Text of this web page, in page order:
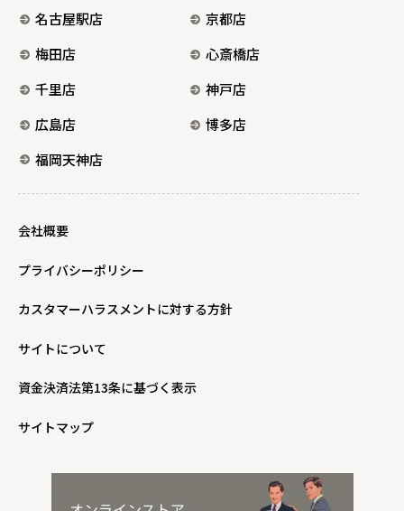
名古屋駅店
京都店
梅田店
心斎橋店
千里店
神戸店
広島店
博多店
福岡天神店
会社概要
プライバシーポリシー
カスタマーハラスメントに対する方針
サイトについて
資金決済法第13条に基づく表示
サイトマップ